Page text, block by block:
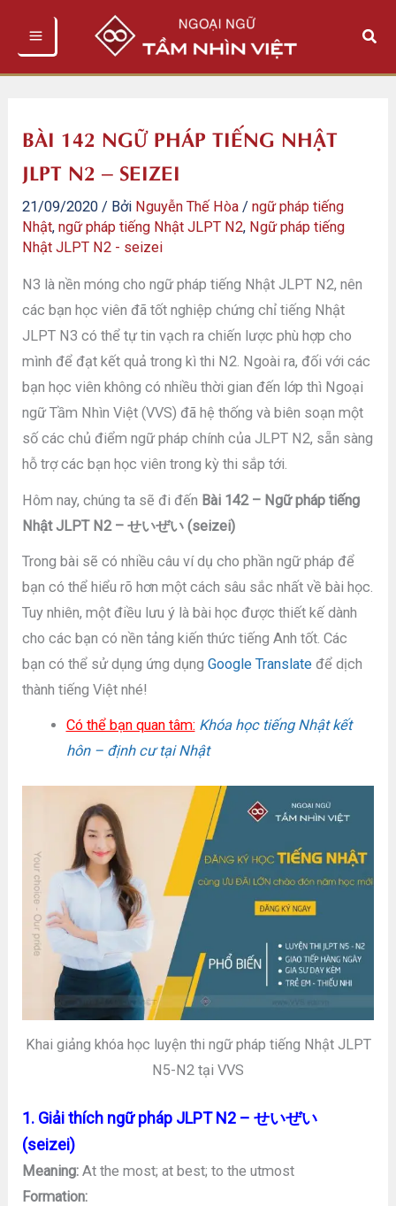
Tìm
BÀI 142 NGỮ PHÁP TIẾNG NHẬT
JLPT N2 – SEIZEI
21/09/2020 / Bởi Nguyễn Thế Hòa /ngữ pháp tiếng
Nhật,ngữ pháp tiếng Nhật JLPT N2, Ngữ pháp tiếng
Nhật JLPT N2 - seizei
N3 là nền móng cho ngữ pháp tiếng Nhật JLPT N2, nên
các bạn học viên đã tốt nghiệp chứng chỉ tiếng Nhật
JLPT N3 có thể tự tin vạch ra chiến lược phù hợp cho
mình để đạt kết quả trong kì thi N2. Ngoài ra, đối với các
bạn học viên không có nhiều thời gian đến lớp thì Ngoại
ngữ Tầm Nhìn Việt (VVS) đã hệ thống và biên soạn một
số các chủ điểm ngữ pháp chính của JLPT N2, sẵn sàng
hỗ trợ các bạn học viên trong kỳ thi sắp tới.
Hôm nay, chúng ta sẽ đi đến Bài 142 – Ngữ pháp tiếng
Nhật JLPT N2 – せいぜい (seizei)
Trong bài sẽ có nhiều câu ví dụ cho phần ngữ pháp để
bạn có thể hiểu rõ hơn một cách sâu sắc nhất về bài học.
Tuy nhiên, một điều lưu ý là bài học được thiết kế dành
cho các bạn có nền tảng kiến thức tiếng Anh tốt. Các
bạn có thể sử dụng ứng dụngGoogle Translate để dịch
thành tiếng Việt nhé!
Có thể bạn quan tâm: Khóa học tiếng Nhật kết
hôn – định cư tại Nhật
Khai giảng khóa học luyện thi ngữ pháp tiếng Nhật JLPT
N5-N2 tại VVS
1. Giải thích ngữ pháp JLPT N2 – せいぜい
(seizei)
Meaning: At the most; at best; to the utmost
Formation: